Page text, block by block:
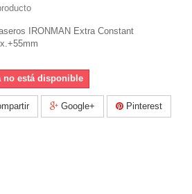
IRONMAN Extra Constant
no está disponible
Google+ Pinterest